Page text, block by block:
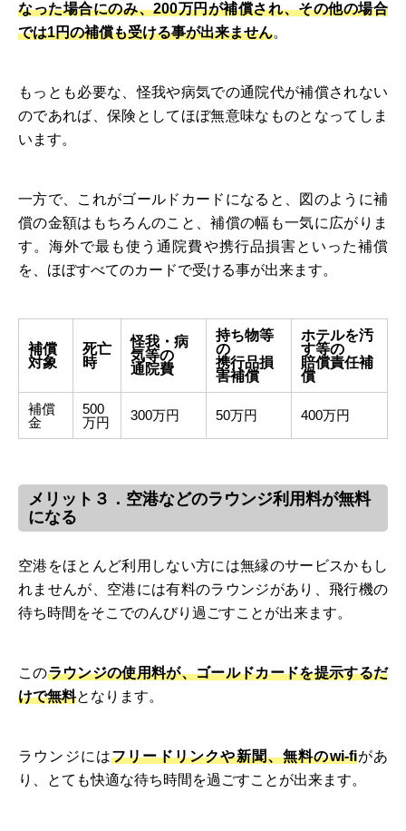
なった場合にのみ、200万円が補償され、その他の場合
では1円の補償も受ける事が出来ません。
もっとも必要な、怪我や病気での通院代が補償されない
のであれば、保険としてほぼ無意味なものとなってしま
います。
一方で、これがゴールドカードになると、図のように補
償の金額はもちろんのこと、補償の幅も一気に広がりま
す。海外で最も使う通院費や携行品損害といった補償
を、ほぼすべてのカードで受ける事が出来ます。
補償
対象
死亡
時
怪我・病
気等の
通院費
持ち物等
の
携行品損
害補償
ホテルを汚
す等の
賠償責任補
償
補償
金
500
万円
300万円 50万円 400万円
メリット３．空港などのラウンジ利用料が無料
になる
空港をほとんど利用しない方には無縁のサービスかもし
れませんが、空港には有料のラウンジがあり、飛行機の
待ち時間をそこでのんびり過ごすことが出来ます。
このラウンジの使用料が、ゴールドカードを提示するだ
けで無料となります。
ラウンジにはフリードリンクや新聞、無料のwi-fiがあ
り、とても快適な待ち時間を過ごすことが出来ます。